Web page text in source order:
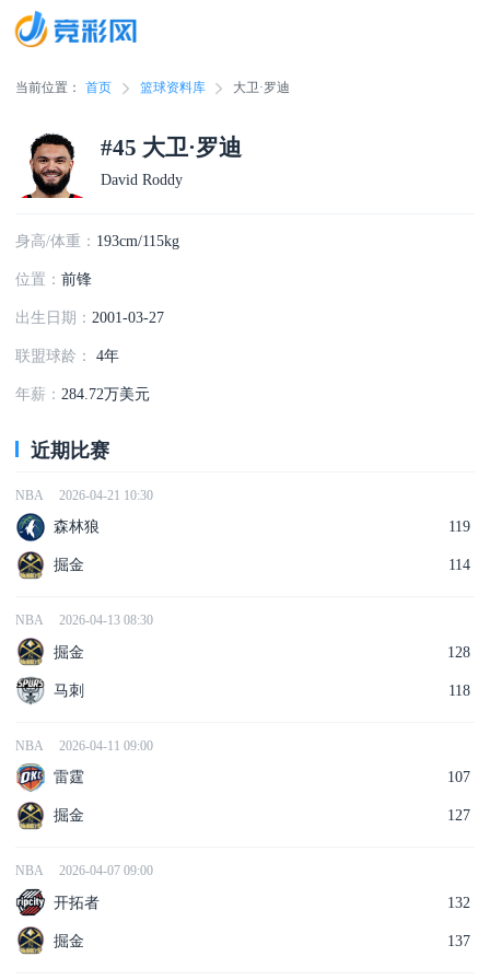
当前位置： 首页 篮球资料库 大卫·罗迪
#45 大卫·罗迪
David Roddy
身高/体重： 193cm/115kg
位置：前锋
出生日期：2001-03-27
联盟球龄： 4年
年薪：284.72万美元
近期比赛
NBA 2026-04-21 10:30
森林狼 119
掘金 114
NBA 2026-04-13 08:30
掘金 128
马刺 118
NBA 2026-04-11 09:00
雷霆 107
掘金 127
NBA 2026-04-07 09:00
开拓者 132
掘金 137